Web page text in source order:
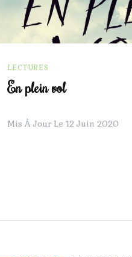
LECTURES
En plein vol
Mis À Jour Le 12 Juin 2020